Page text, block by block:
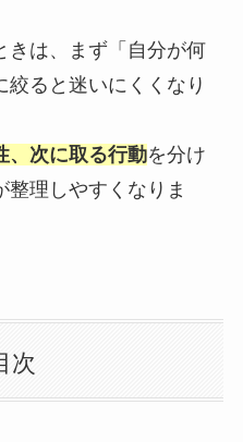
きは、まず「自分が何
絞ると迷いにくくなり
、次に取る行動を分け
整理しやすくなりま
次